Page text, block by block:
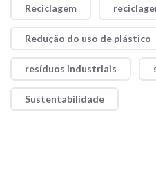
Reciclagem
Redução do uso de plástico
resíduos industriais
Sustentabilidade